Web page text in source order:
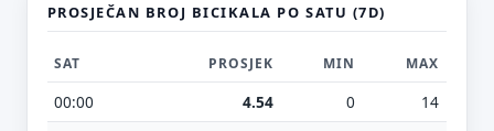
PROSJEČAN BROJ BICIKALA PO SATU (7D)
SAT PROSJEK MIN MAX
00:00 4.54 0
14